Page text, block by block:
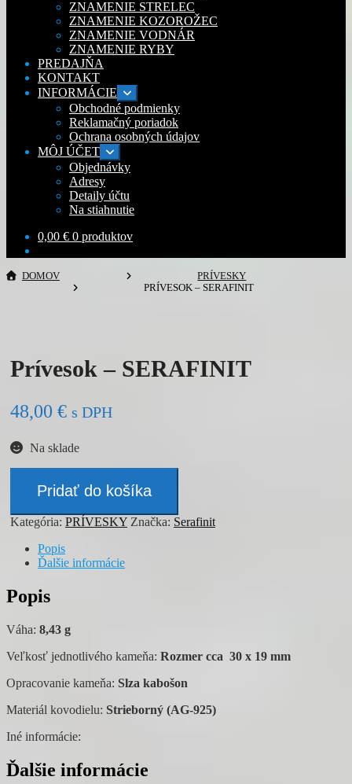
ZNAMENIE STRELEC
ZNAMENIE KOZOROŽEC
ZNAMENIE VODNÁR
ZNAMENIE RYBY
PREDAJŇA
KONTAKT
INFORMÁCIE Rozbaliť
podradené
menu
Obchodné podmienky
Reklamačný poriadok
Ochrana osobných údajov
MÔJ ÚČET Rozbaliť
podradené
menu
Objednávky
Adresy
Detaily účtu
Na stiahnutie
0,00 € 0 produktov
DOMOV
PRÍVESKY
PRÍVESOK – SERAFINIT
Prívesok – SERAFINIT
48,00 € s DPH
Na sklade
Prívesok
SERAFINIT
Pridať do košíka
Kategória: PRÍVESKY Značka: Serafinit
Popis
Ďalšie informácie
Popis
Váha: 8,43 g
Veľkosť jednotlivého kameňa: Rozmer cca 30 x 19 mm
Opracovanie kameňa: Slza kabošon
Materiál kovodielu: Strieborný (AG-925)
Iné informácie:
Ďalšie informácie